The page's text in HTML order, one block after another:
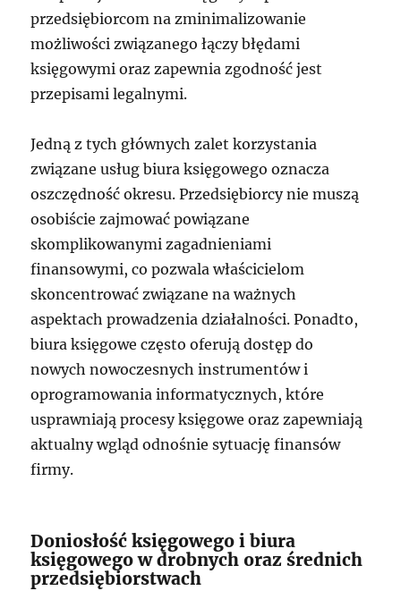
przedsiębiorcom na zminimalizowanie
możliwości związanego łączy błędami
księgowymi oraz zapewnia zgodność jest
przepisami legalnymi.
Jedną z tych głównych zalet korzystania
związane usług biura księgowego oznacza
oszczędność okresu. Przedsiębiorcy nie muszą
osobiście zajmować powiązane
skomplikowanymi zagadnieniami
finansowymi, co pozwala właścicielom
skoncentrować związane na ważnych
aspektach prowadzenia działalności. Ponadto,
biura księgowe często oferują dostęp do
nowych nowoczesnych instrumentów i
oprogramowania informatycznych, które
usprawniają procesy księgowe oraz zapewniają
aktualny wgląd odnośnie sytuację finansów
firmy.
Doniosłość księgowego i biura
księgowego w drobnych oraz średnich
przedsiębiorstwach